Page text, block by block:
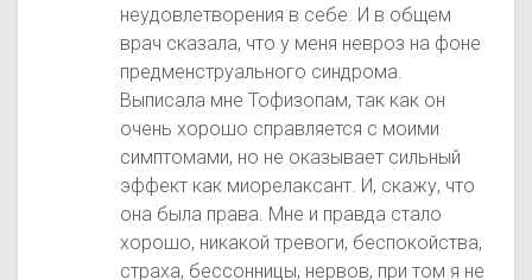
неудовлетворения в себе. И в общем
врач сказала, что у меня невроз на фоне
предменструального синдрома.
Выписала мне Тофизопам, так как он
очень хорошо справляется с моими
симптомами, но не оказывает сильный
эффект как миорелаксант. И, скажу, что
она была права. Мне и правда стало
хорошо, никакой тревоги, беспокойства,
страха, бессонницы, нервов, при том я не